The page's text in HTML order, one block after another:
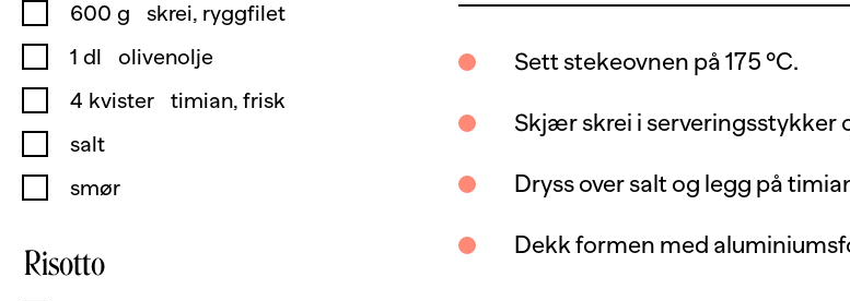
600 g
skrei, ryggfilet
1 dl
olivenolje
4 kvister
timian, frisk
salt
smør
Risotto
Sett stekeovnen på 175 °C.
Skjær skrei i serveringsstykker
Dryss over salt og legg på
Dekk formen med